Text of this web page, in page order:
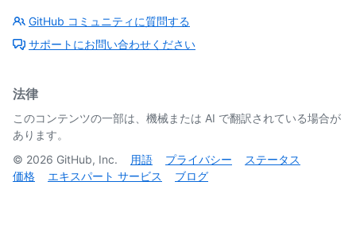
GitHub コミュニティに質問する
サポートにお問い合わせください
法律
このコンテンツの一部は、機械または AI で翻訳されている場合が
あります。
© 2026 GitHub, Inc. 用語 プライバシー
ステータス
価格
エキスパート サービス ブログ